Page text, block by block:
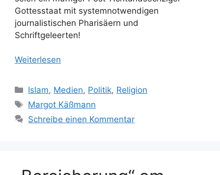
Gottesstaat mit systemnotwendigen
journalistischen Pharisäern und
Schriftgeleerten!
Weiterlesen
Kategorien
Islam, Medien, Politik, Religion
Schlagwörter
Margot Käßmann
Schreibe einen Kommentar